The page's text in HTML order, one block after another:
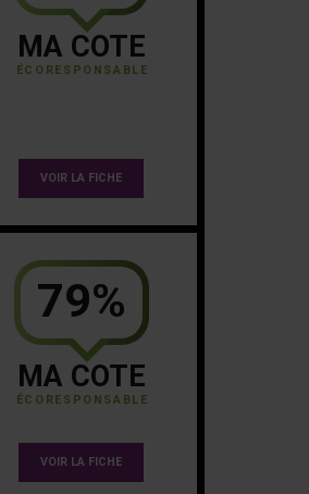
MA COTE
ÉCORESPONSABLE
VOIR LA FICHE
79%
MA COTE
ÉCORESPONSABLE
VOIR LA FICHE